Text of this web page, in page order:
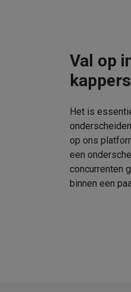
Val op
Het is
op ons
een
concurrenten
binnen een